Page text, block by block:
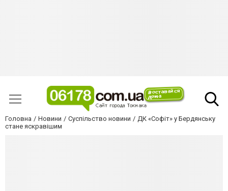
Головна Новини Суспільство новини
ДК «Софіт» у Бердянську
стане яскравішим